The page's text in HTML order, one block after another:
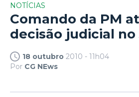
NOTÍCIAS
Comando da PM
decisão judicial
18 outubro 2010 - 11h04
Por CG NEws